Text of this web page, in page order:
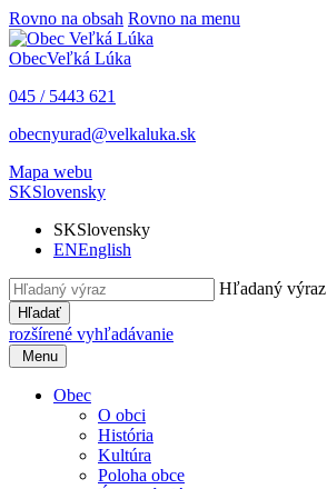
Rovno na obsah Rovno na menu
ObecVeľká Lúka
045 / 5443 621
obecnyurad@velkaluka.sk
Mapa webu
SKSlovensky
SKSlovensky
ENEnglish
Hľadaný výraz
Hľadať
rozšírené vyhľadávanie
Menu
Obec
O obci
História
Kultúra
Poloha obce